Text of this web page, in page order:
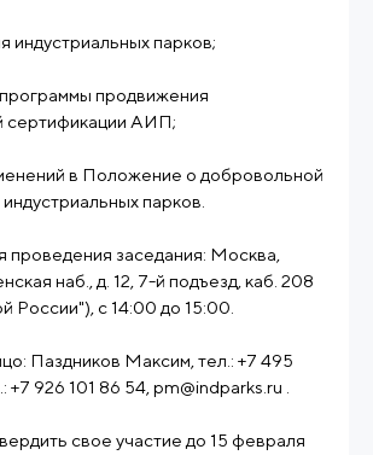
индустриальных парков;
продвижения
сертификации АИП;
в Положение о добровольной
парков.
проведения заседания: Москва,
наб., д. 12, 7-й подъезд, каб. 208
России"), с 14:00 до 15:00.
Паздников Максим, тел.: +7 495
+7 926 101 86 54, pm@indparks.ru .
свое участие до 15 февраля